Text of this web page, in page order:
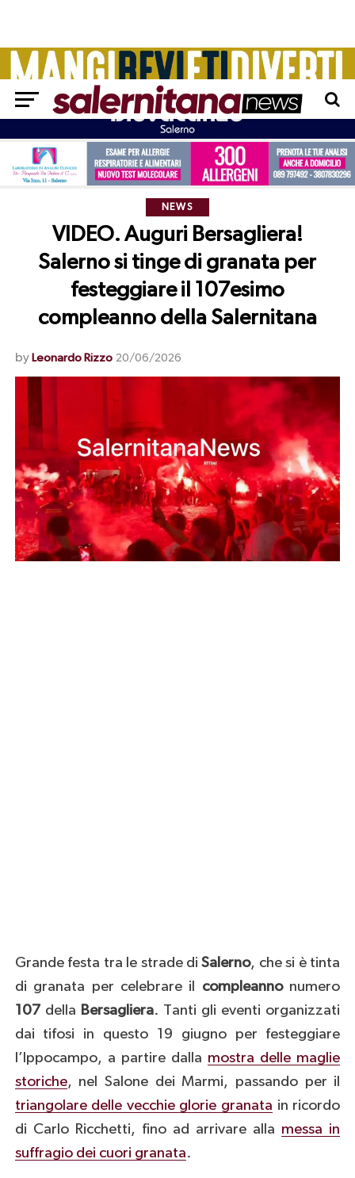
NEWS
VIDEO. Auguri Bersagliera!
Salerno si tinge di granata per
festeggiare il 107esimo
compleanno della Salernitana
by Leonardo Rizzo 20/06/2026
Grande festa tra le strade diSalerno, che si è tinta
di granata per celebrare il compleanno numero
107 della Bersagliera. Tanti gli eventi organizzati
dai tifosi in questo 19 giugno per festeggiare
l’Ippocampo, a partire dalla mostra delle maglie
storiche, nel Salone dei Marmi, passando per il
triangolare delle vecchie glorie granata in ricordo
di Carlo Ricchetti, fino ad arrivare alla messa in
suffragio dei cuori granata.